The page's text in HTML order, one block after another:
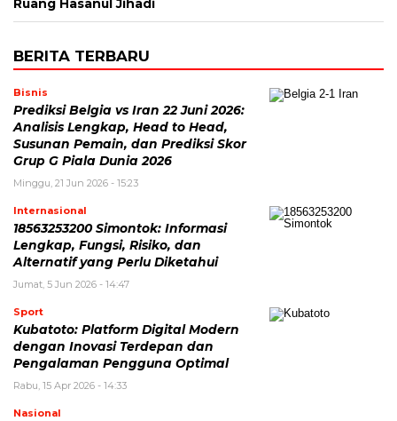
Ruang Hasanul Jihadi
BERITA TERBARU
Bisnis
Prediksi Belgia vs Iran 22 Juni 2026:
Analisis Lengkap, Head to Head,
Susunan Pemain, dan Prediksi Skor
Grup G Piala Dunia 2026
Minggu, 21 Jun 2026 - 15:23
Internasional
18563253200 Simontok: Informasi
Lengkap, Fungsi, Risiko, dan
Alternatif yang Perlu Diketahui
Jumat, 5 Jun 2026 - 14:47
Sport
Kubatoto: Platform Digital Modern
dengan Inovasi Terdepan dan
Pengalaman Pengguna Optimal
Rabu, 15 Apr 2026 - 14:33
Nasional